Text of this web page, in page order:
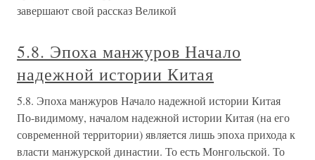
завершают свой рассказ Великой
5.8. Эпоха манжуров Начало
надежной истории Китая
5.8. Эпоха манжуров Начало надежной истории Китая
По-видимому, началом надежной истории Китая (на его
современной территории) является лишь эпоха прихода к
власти манжурской династии. То есть Монгольской. То